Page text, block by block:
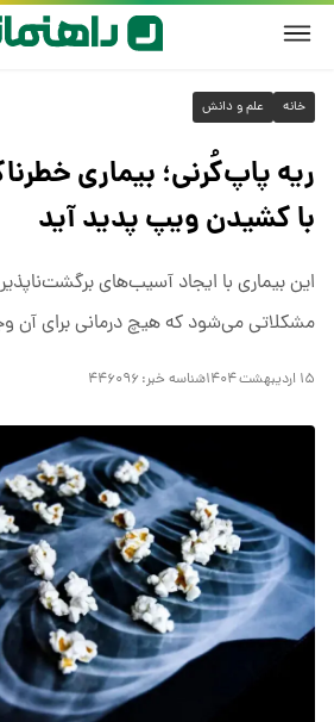
خانه علم و دانش
ریه پاپ‌کُرنی؛ بیماری
با کشیدن ویپ پدید آید
این بیماری با ایجاد آسیب‌های
مشکلاتی می‌شود که هیچ درمانی برای آن
۱۵ اردیبهشت ۱۴۰۴ شناسه خبر: ۴۴۶۰۹۶